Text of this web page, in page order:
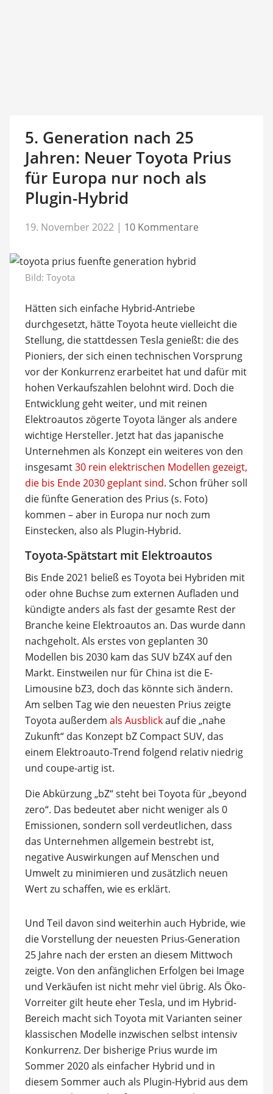
5. Generation nach 25
Jahren: Neuer Toyota Prius
für Europa nur noch als
Plugin-Hybrid
19. November 2022 | 10 Kommentare
Bild: Toyota
Hätten sich einfache Hybrid-Antriebe
durchgesetzt, hätte Toyota heute vielleicht die
Stellung, die stattdessen Tesla genießt: die des
Pioniers, der sich einen technischen Vorsprung
vor der Konkurrenz erarbeitet hat und dafür mit
hohen Verkaufszahlen belohnt wird. Doch die
Entwicklung geht weiter, und mit reinen
Elektroautos zögerte Toyota länger als andere
wichtige Hersteller. Jetzt hat das japanische
Unternehmen als Konzept ein weiteres von den
insgesamt30 rein elektrischen Modellen gezeigt,
die bis Ende 2030 geplant sind. Schon früher soll
die fünfte Generation des Prius (s. Foto)
kommen – aber in Europa nur noch zum
Einstecken, also als Plugin-Hybrid.
Toyota-Spätstart mit Elektroautos
Bis Ende 2021 beließ es Toyota bei Hybriden mit
oder ohne Buchse zum externen Aufladen und
kündigte anders als fast der gesamte Rest der
Branche keine Elektroautos an. Das wurde dann
nachgeholt. Als erstes von geplanten 30
Modellen bis 2030 kam das SUV bZ4X auf den
Markt. Einstweilen nur für China ist die E-
Limousine bZ3, doch das könnte sich ändern.
Am selben Tag wie den neuesten Prius zeigte
Toyota außerdem als Ausblickauf die „nahe
Zukunft“ das Konzept bZ Compact SUV, das
einem Elektroauto-Trend folgend relativ niedrig
und coupe-artig ist.
Die Abkürzung „bZ“ steht bei Toyota für „beyond
zero“. Das bedeutet aber nicht weniger als 0
Emissionen, sondern soll verdeutlichen, dass
das Unternehmen allgemein bestrebt ist,
negative Auswirkungen auf Menschen und
Umwelt zu minimieren und zusätzlich neuen
Wert zu schaffen, wie es erklärt.
Und Teil davon sind weiterhin auch Hybride, wie
die Vorstellung der neuesten Prius-Generation
25 Jahre nach der ersten an diesem Mittwoch
zeigte. Von den anfänglichen Erfolgen bei Image
und Verkäufen ist nicht mehr viel übrig. Als Öko-
Vorreiter gilt heute eher Tesla, und im Hybrid-
Bereich macht sich Toyota mit Varianten seiner
klassischen Modelle inzwischen selbst intensiv
Konkurrenz. Der bisherige Prius wurde im
Sommer 2020 als einfacher Hybrid und in
diesem Sommer auch als Plugin-Hybrid aus dem